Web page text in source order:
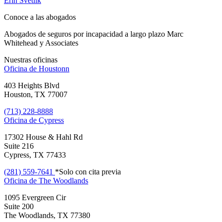
Conoce a las abogados
Abogados de seguros por incapacidad a largo plazo Marc
Whitehead y Associates
Nuestras oficinas
Oficina de Houstonn
403 Heights Blvd
Houston, TX 77007
(713) 228-8888
Oficina de Cypress
17302 House & Hahl Rd
Suite 216
Cypress, TX 77433
(281) 559-7641 *Solo con cita previa
Oficina de The Woodlands
1095 Evergreen Cir
Suite 200
The Woodlands, TX 77380